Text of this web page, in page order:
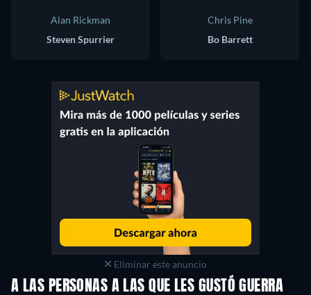
Alan Rickman
Steven Spurrier
Chris Pine
Bo Barrett
Eliminar este anuncio
A LAS PERSONAS A LAS QUE LES GUSTÓ GUERRA